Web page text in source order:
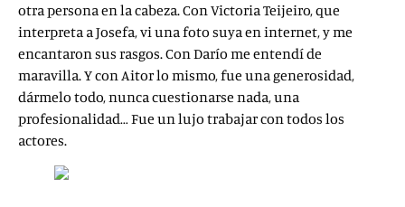
otra persona en la cabeza. Con Victoria Teijeiro, que
interpreta a Josefa, vi una foto suya en internet, y me
encantaron sus rasgos. Con Darío me entendí de
maravilla. Y con Aitor lo mismo, fue una generosidad,
dármelo todo, nunca cuestionarse nada, una
profesionalidad… Fue un lujo trabajar con todos los
actores.